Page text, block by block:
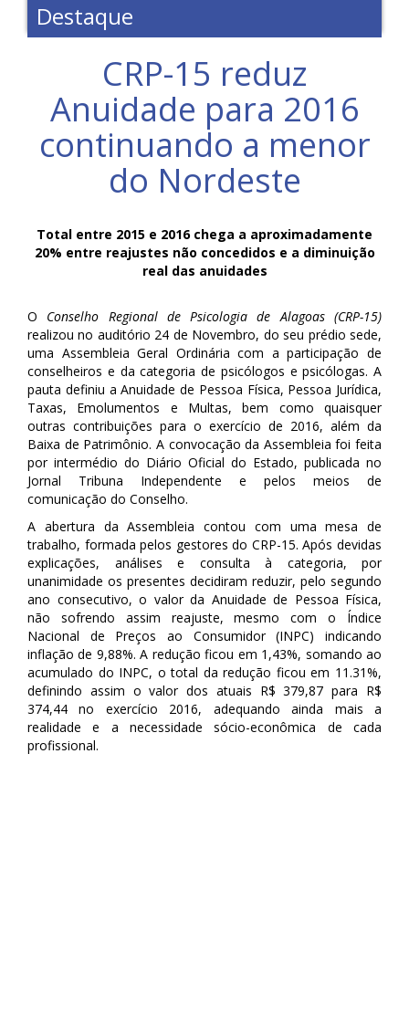
Destaque
CRP-15 reduz
Anuidade para 2016
continuando a menor
do Nordeste
Total entre 2015 e 2016 chega a aproximadamente
20% entre reajustes não concedidos e a diminuição
real das anuidades
O Conselho Regional de Psicologia de Alagoas (CRP-15)
realizou no auditório 24 de Novembro, do seu prédio sede,
uma Assembleia Geral Ordinária com a participação de
conselheiros e da categoria de psicólogos e psicólogas. A
pauta definiu a Anuidade de Pessoa Física, Pessoa Jurídica,
Taxas, Emolumentos e Multas, bem como quaisquer
outras contribuições para o exercício de 2016, além da
Baixa de Patrimônio. A convocação da Assembleia foi feita
por intermédio do Diário Oficial do Estado, publicada no
Jornal Tribuna Independente e pelos meios de
comunicação do Conselho.
A abertura da Assembleia contou com uma mesa de
trabalho, formada pelos gestores do CRP-15. Após devidas
explicações, análises e consulta à categoria, por
unanimidade os presentes decidiram reduzir, pelo segundo
ano consecutivo, o valor da Anuidade de Pessoa Física,
não sofrendo assim reajuste, mesmo com o Índice
Nacional de Preços ao Consumidor (INPC) indicando
inflação de 9,88%. A redução ficou em 1,43%, somando ao
acumulado do INPC, o total da redução ficou em 11.31%,
definindo assim o valor dos atuais R$ 379,87 para R$
374,44 no exercício 2016, adequando ainda mais a
realidade e a necessidade sócio-econômica de cada
profissional.